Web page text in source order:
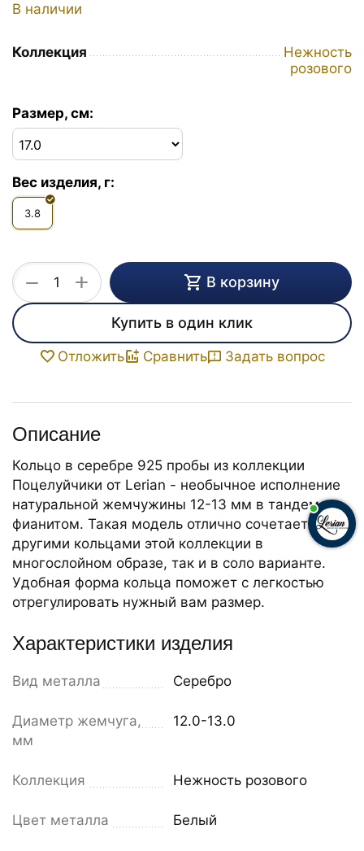
В наличии
Коллекция
Нежность
розового
Размер, см:
Вес изделия, г:
3.8
+
− В корзину
Купить в один клик
Отложить Сравнить Задать вопрос
Описание
Кольцо в серебре 925 пробы из коллекции
Поцелуйчики от Lerian - необычное исполнение
натуральной жемчужины 12-13 мм в тандеме с
фианитом. Такая модель отлично сочетается с
другими кольцами этой коллекции в
многослойном образе, так и в соло варианте.
Удобная форма кольца поможет с легкостью
отрегулировать нужный вам размер.
Характеристики изделия
Вид металла Серебро
Диаметр жемчуга,
мм
12.0-13.0
Коллекция Нежность розового
Цвет металла Белый